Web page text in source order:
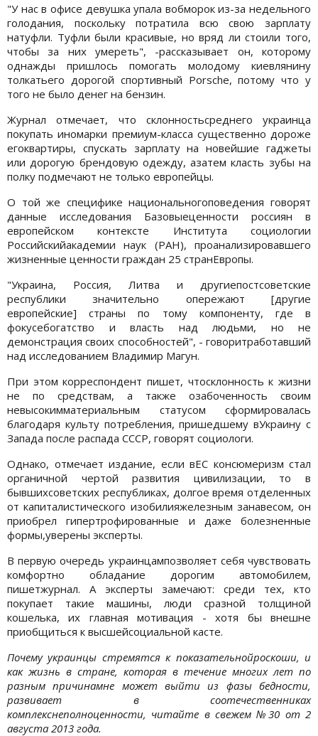
"У нас в офисе девушка упала вобморок из-за недельного
голодания, поскольку потратила всю свою зарплату
натуфли. Туфли были красивые, но вряд ли стоили того,
чтобы за них умереть", -рассказывает он, которому
однажды пришлось помогать молодому киевлянину
толкатьего дорогой спортивный Porsche, потому что у
того не было денег на бензин.
Журнал отмечает, что склонностьсреднего украинца
покупать иномарки премиум-класса существенно дороже
егоквартиры, спускать зарплату на новейшие гаджеты
или дорогую брендовую одежду, азатем класть зубы на
полку подмечают не только европейцы.
О той же специфике национальногоповедения говорят
данные исследования Базовыеценности россиян в
европейском контексте Института социологии
Российскийакадемии наук (РАН), проанализировавшего
жизненные ценности граждан 25 странЕвропы.
"Украина, Россия, Литва и другиепостсоветские
республики значительно опережают [другие
европейские] страны по тому компоненту, где в
фокусебогатство и власть над людьми, но не
демонстрация своих способностей", - говоритработавший
над исследованием Владимир Магун.
При этом корреспондент пишет, чтосклонность к жизни
не по средствам, а также озабоченность своим
невысокимматериальным статусом сформировалась
благодаря культу потребления, пришедшему вУкраину с
Запада после распада СССР, говорят социологи.
Однако, отмечает издание, если вЕС консюмеризм стал
органичной чертой развития цивилизации, то в
бывшихсоветских республиках, долгое время отделенных
от капиталистического изобилияжелезным занавесом, он
приобрел гипертрофированные и даже болезненные
формы,уверены эксперты.
В первую очередь украинцампозволяет себя чувствовать
комфортно обладание дорогим автомобилем,
пишетжурнал. А эксперты замечают: среди тех, кто
покупает такие машины, люди сразной толщиной
кошелька, их главная мотивация - хотя бы внешне
приобщиться к высшейсоциальной касте.
Почему украинцы стремятся к показательнойроскоши, и
как жизнь в стране, которая в течение многих лет по
разным причинамне может выйти из фазы бедности,
развивает в соотечественниках
комплекснеполноценности, читайте в свежем №30 от 2
августа 2013 года.